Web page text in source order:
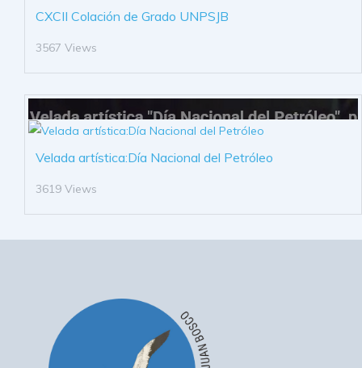
CXCII Colación de Grado UNPSJB
3567 Views
Velada artística:Día Nacional del Petróleo
3619 Views